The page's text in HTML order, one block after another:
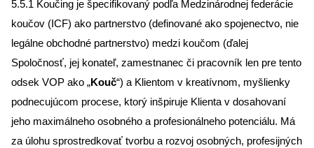
5.5.1 Koučing je špecifikovaný podľa Medzinárodnej federácie
koučov (ICF) ako partnerstvo (definované ako spojenectvo, nie
legálne obchodné partnerstvo) medzi koučom (ďalej
Spoločnosť, jej konateľ, zamestnanec či pracovník len pre tento
odsek VOP ako „Kouč“) a Klientom v kreatívnom, myšlienky
podnecujúcom procese, ktorý inšpiruje Klienta v dosahovaní
jeho maximálneho osobného a profesionálneho potenciálu. Má
za úlohu sprostredkovať tvorbu a rozvoj osobných, profesijných